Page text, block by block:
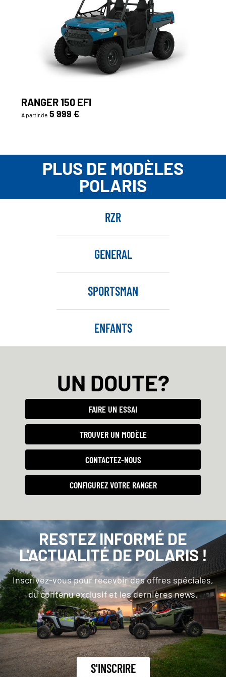
RANGER 150 EFI
A partir de 5 999 €
PLUS DE MODÈLES
POLARIS
RZR
GENERAL
SPORTSMAN
ENFANTS
UN DOUTE?
FAIRE UN ESSAI
TROUVER UN MODÈLE
CONTACTEZ-NOUS
CONFIGUREZ VOTRE RANGER
RESTEZ INFORMÉ DE
L'ACTUALITÉ DE POLARIS !
Inscrivez-vous pour recevoir des offres spéciales,
du contenu exclusif et les dernières news.
S'INSCRIRE